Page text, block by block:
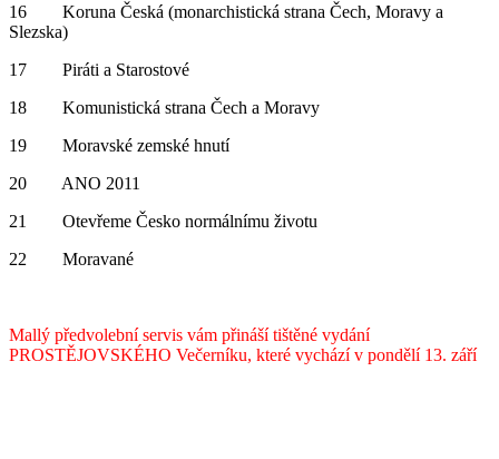
16 Koruna Česká (monarchistická strana Čech, Moravy a
Slezska)
17 Piráti a Starostové
18 Komunistická strana Čech a Moravy
19 Moravské zemské hnutí
20 ANO 2011
21 Otevřeme Česko normálnímu životu
22 Moravané
Mallý předvolební servis vám přináší tištěné vydání
PROSTĚJOVSKÉHO Večerníku, které vychází v pondělí 13. září